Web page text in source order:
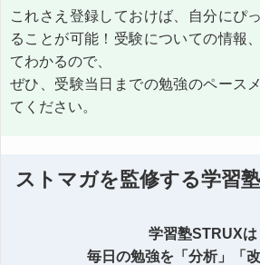
これさえ登録しておけば、自分にぴ
ることが可能！受験についての情報
てわかるので、
ぜひ、受験当日までの勉強のペース
てください。
ストマガを監修する学習
学習塾STRUXは
毎日の勉強を「分析」「改